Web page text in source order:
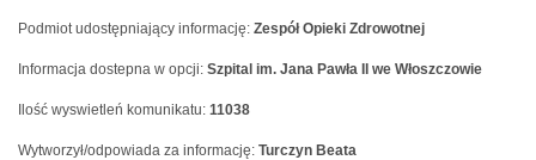
Podmiot udostępniający informację: Zespół Opieki Zdrowotnej
Informacja dostepna w opcji: Szpital im. Jana Pawła II we Włoszczowie
Ilość wyswietleń komunikatu: 11038
Wytworzył/odpowiada za informację: Turczyn Beata